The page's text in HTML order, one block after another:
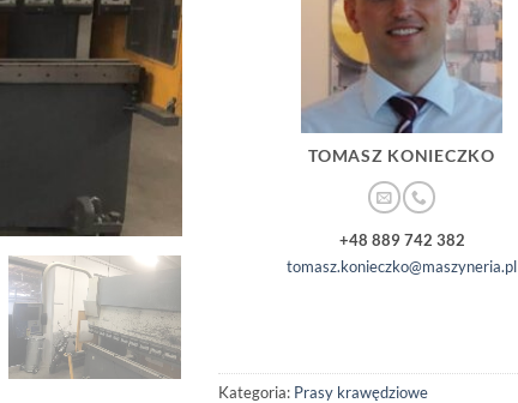
TOMASZ KONIECZKO
+48 889 742 382
tomasz.konieczko@maszyneria.pl
Kategoria: Prasy krawędziowe